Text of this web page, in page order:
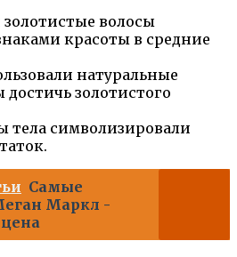
волосы
красоты в средние
натуральные
достичь золотистого
символизировали
Самые
Маркл -